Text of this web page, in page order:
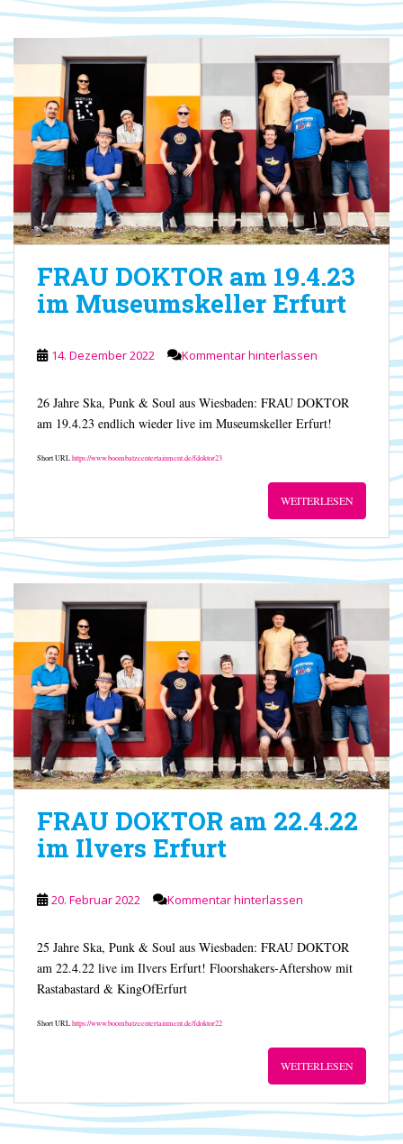
FRAU DOKTOR am 19.4.23
im Museumskeller Erfurt
14. Dezember 2022 Kommentar hinterlassen
26 Jahre Ska, Punk & Soul aus Wiesbaden: FRAU DOKTOR
am 19.4.23 endlich wieder live im Museumskeller Erfurt!
Short URLhttps://www.boombatzeentertainment.de/fdoktor23
WEITERLESEN
FRAU DOKTOR am 22.4.22
im Ilvers Erfurt
20. Februar 2022 Kommentar hinterlassen
25 Jahre Ska, Punk & Soul aus Wiesbaden: FRAU DOKTOR
am 22.4.22 live im Ilvers Erfurt! Floorshakers-Aftershow mit
Rastabastard & KingOfErfurt
Short URLhttps://www.boombatzeentertainment.de/fdoktor22
WEITERLESEN